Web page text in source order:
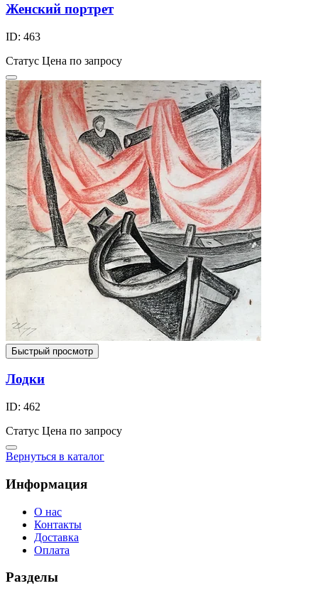
Женский портрет
ID: 463
Статус Цена по запросу
Быстрый просмотр
Лодки
ID: 462
Статус Цена по запросу
Вернуться в каталог
Информация
О нас
Контакты
Доставка
Оплата
Разделы